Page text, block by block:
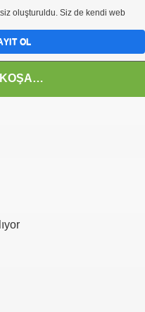
*** İYİLİK İÇİN KOŞANLARIN YERİ***
oluşturuldu. Siz de kendi web
OL